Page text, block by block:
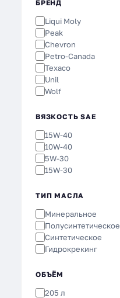
БРЕНД
Liqui Moly
Peak
Chevron
Petro-Canada
Texaco
Unil
Wolf
ВЯЗКОСТЬ SAE
15W-40
10W-40
5W-30
15W-30
ТИП МАСЛА
Минеральное
Полусинтетическое
Синтетическое
Гидрокрекинг
ОБЪЁМ
205 л